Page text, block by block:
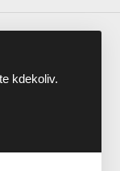
kdekoliv.